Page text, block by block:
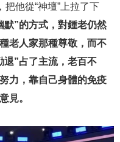
把他從“神壇”上拉了下
默”的方式，對鍾老仍然
老人家那種尊敬，而不
退”占了主流，老百不
力，靠自己身體的免疫
見。